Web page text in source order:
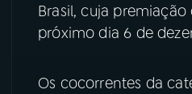
08PRÊMIO RÁDIO MEC
ACOMPANHE A RÁDIO MEC
Brasil, cuja
próximo dia 6 de
Os cocorrentes da